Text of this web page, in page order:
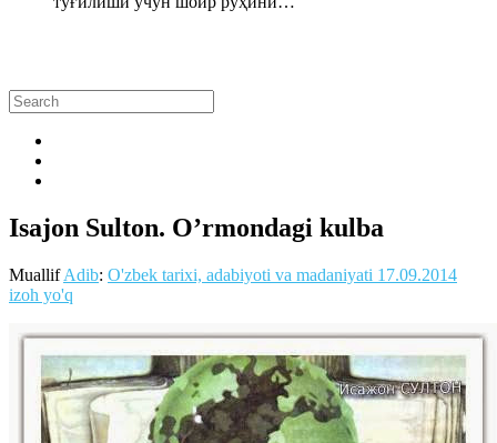
Isajon Sulton. O’rmondagi kulba
MuallifAdib: O'zbek tarixi, adabiyoti va madaniyati 17.09.2014
izoh yo'q